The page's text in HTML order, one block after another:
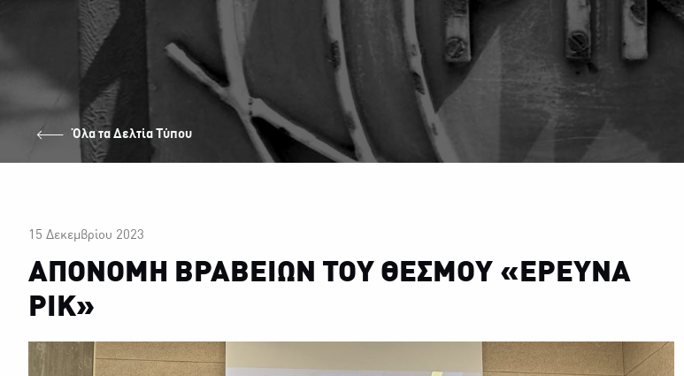
Όλα τα Δελτία Τύπου
15 Δεκεμβρίου 2023
ΑΠΟΝΟΜΗ ΒΡΑΒΕΙΩΝ ΤΟΥ ΘΕΣΜΟΥ «ΕΡΕΥΝΑ
ΡΙΚ»